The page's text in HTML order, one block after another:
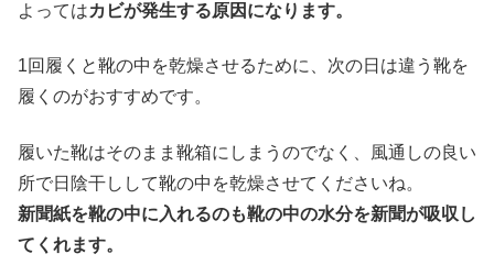
よってはカビが発生する原因になります。
1回履くと靴の中を乾燥させるために、次の日は違う靴を
履くのがおすすめです。
履いた靴はそのまま靴箱にしまうのでなく、風通しの良い
所で日陰干しして靴の中を乾燥させてくださいね。
新聞紙を靴の中に入れるのも靴の中の水分を新聞が吸収し
てくれます。